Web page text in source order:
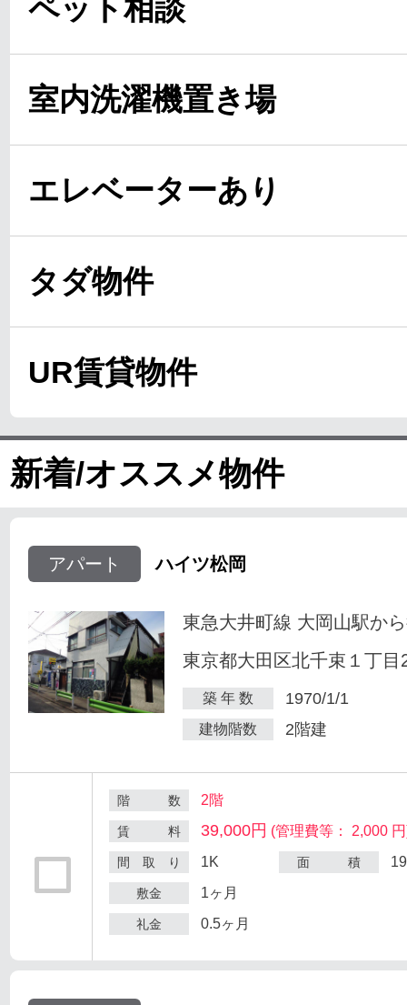
ペット相談
室内洗濯機置き場
エレベーターあり
タダ物件
UR賃貸物件
新着/オススメ物件
アパート ハイツ松岡
東急大井町線 大岡山駅か
東京都大田区北千束１丁目
築 年 数 1970/1/1
建物階数 2階建
階 数 2階
賃 料 39,000円 (管理費等： 2,000
間 取 り 1K 面 積
敷金 1ヶ月
礼金 0.5ヶ月